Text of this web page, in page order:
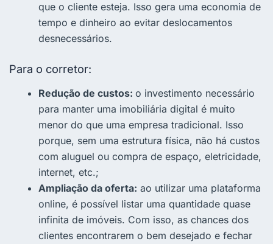
que o cliente esteja. Isso gera uma economia de
tempo e dinheiro ao evitar deslocamentos
desnecessários.
Para o corretor:
Redução de custos: o investimento necessário
para manter uma imobiliária digital é muito
menor do que uma empresa tradicional. Isso
porque, sem uma estrutura física, não há custos
com aluguel ou compra de espaço, eletricidade,
internet, etc.;
Ampliação da oferta: ao utilizar uma plataforma
online, é possível listar uma quantidade quase
infinita de imóveis. Com isso, as chances dos
clientes encontrarem o bem desejado e fechar